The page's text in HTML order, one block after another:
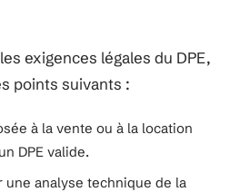
exigences légales du DPE,
points suivants :
à la vente ou à la location
DPE valide.
une analyse technique de la